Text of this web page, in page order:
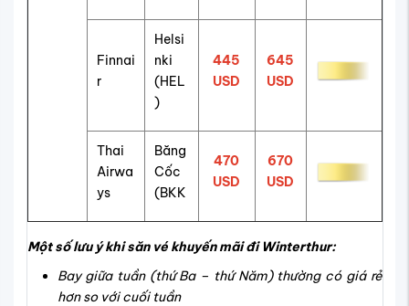
Finnai
r
Helsi
nki
(HEL
)
445
USD
645
USD
Thai
Airwa
ys
Băng
Cốc
(BKK
470
USD
670
USD
Một số lưu ý khi săn vé khuyến mãi đi Winterthur:
Bay giữa tuần (thứ Ba – thứ Năm) thường có giá rẻ
hơn so với cuối tuần